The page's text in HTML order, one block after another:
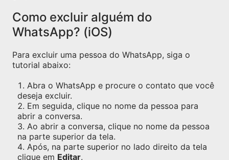
Como excluir alguém do
WhatsApp? (iOS)
Para excluir uma pessoa do WhatsApp, siga o
tutorial abaixo:
Abra o WhatsApp e procure o contato que você
deseja excluir.
Em seguida, clique no nome da pessoa para
abrir a conversa.
Ao abrir a conversa, clique no nome da pessoa
na parte superior da tela.
Após, na parte superior no lado direito da tela
clique em Editar.